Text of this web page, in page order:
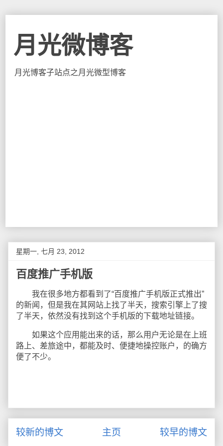
月光微博客
月光博客子站点之月光微型博客
星期一, 七月 23, 2012
百度推广手机版
我在很多地方都看到了“百度推广手机版正式推出”
的新闻，但是我在其网站上找了半天，搜索引擎上了搜
了半天，依然没有找到这个手机版的下载地址链接。
如果这个应用能出来的话，那么用户无论是在上班
路上、差旅途中，都能及时、便捷地操控账户，的确方
便了不少。
较新的博文 较早的博文
主页